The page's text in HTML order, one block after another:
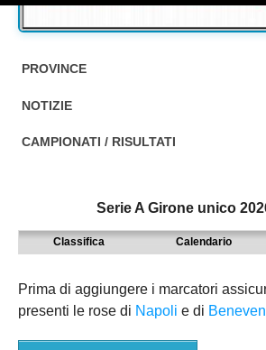
PROVINCE
EDIZIONE:
BOLOGNA
PARMA
PIACENZA
NOTIZIE
NOTIZIE:
9° TORNEO EMILIAGOL
ECCELLENZA
CAMPIONATI / RISULTATI
REGIONALI
Serie A Girone unico
Classifica Calendario
Prima di aggiungere i marcatori
presenti le rose di Napoli e di